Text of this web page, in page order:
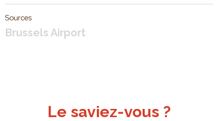
Sources
Brussels Airport
Le saviez-vous ?